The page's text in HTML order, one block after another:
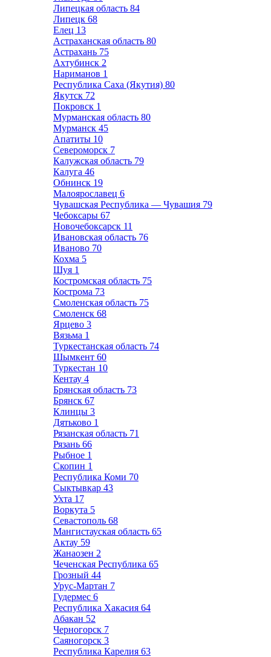
Липецкая область 84
Липецк 68
Елец 13
Астраханская область 80
Астрахань 75
Ахтубинск 2
Нариманов 1
Республика Саха (Якутия) 80
Якутск 72
Покровск 1
Мурманская область 80
Мурманск 45
Апатиты 10
Североморск 7
Калужская область 79
Калуга 46
Обнинск 19
Малоярославец 6
Чувашская Республика — Чувашия 79
Чебоксары 67
Новочебоксарск 11
Ивановская область 76
Иваново 70
Кохма 5
Шуя 1
Костромская область 75
Кострома 73
Смоленская область 75
Смоленск 68
Ярцево 3
Вязьма 1
Туркестанская область 74
Шымкент 60
Туркестан 10
Кентау 4
Брянская область 73
Брянск 67
Клинцы 3
Дятьково 1
Рязанская область 71
Рязань 66
Рыбное 1
Скопин 1
Республика Коми 70
Сыктывкар 43
Ухта 17
Воркута 5
Севастополь 68
Мангистауская область 65
Актау 59
Жанаозен 2
Чеченская Республика 65
Грозный 44
Урус-Мартан 7
Гудермес 6
Республика Хакасия 64
Абакан 52
Черногорск 7
Саяногорск 3
Республика Карелия 63